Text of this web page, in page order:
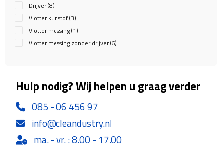
Drijver(8)
Vlotter kunstof(3)
Vlotter messing(1)
Vlotter messing zonder drijver(6)
Hulp nodig? Wij helpen u graag verder
085 - 06 456 97
info@cleandustry.nl
ma. - vr. : 8.00 - 17.00